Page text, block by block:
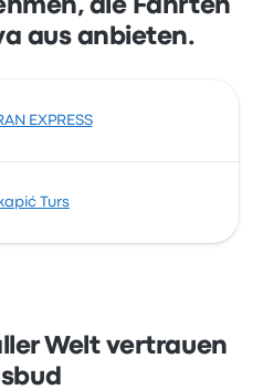
und anderen,
Apple Pay und Google
die Fahrten
aus anbieten.
EXPRESS
Turs
Welt vertrauen